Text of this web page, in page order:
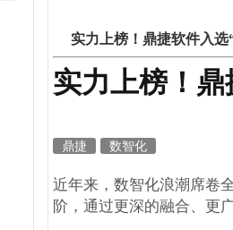
实力上榜！鼎捷软件入
实力上榜！
鼎捷 数智化
近年来，数智化浪潮席卷
阶，通过更深的融合、更